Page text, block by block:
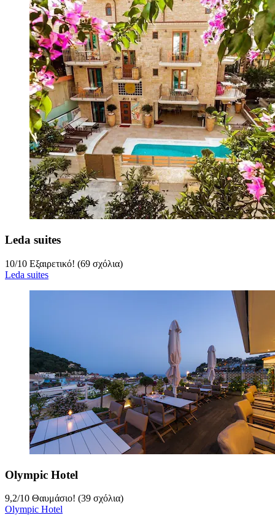
Leda suites
10/10 Εξαιρετικό! (69 σχόλια)
Leda suites
Olympic Hotel
9,2/10 Θαυμάσιο! (39 σχόλια)
Olympic Hotel